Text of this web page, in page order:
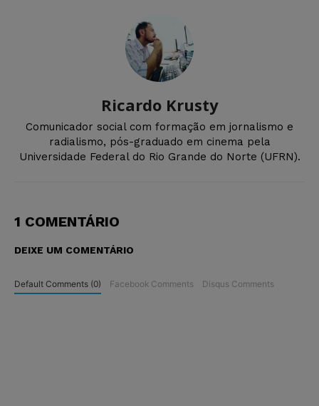
Ricardo Krusty
Comunicador social com formação em jornalismo e
radialismo, pós-graduado em cinema pela
Universidade Federal do Rio Grande do Norte (UFRN).
1 COMENTÁRIO
DEIXE UM COMENTÁRIO
Default Comments (0) Facebook Comments Disqus Comments